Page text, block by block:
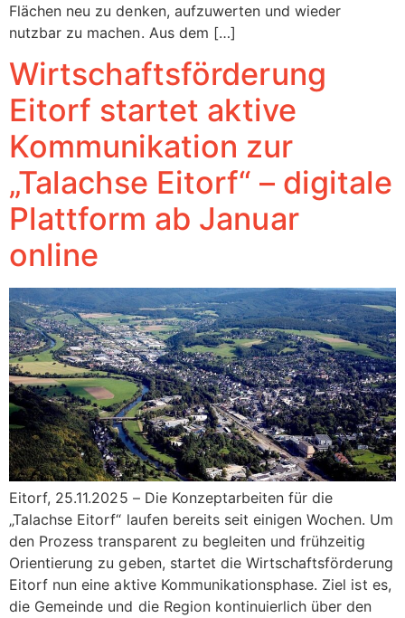
Flächen neu zu denken, aufzuwerten und wieder
nutzbar zu machen. Aus dem […]
Wirtschaftsförderung
Eitorf startet aktive
Kommunikation zur
„Talachse Eitorf“ – digitale
Plattform ab Januar
online
Eitorf, 25.11.2025 – Die Konzeptarbeiten für die
„Talachse Eitorf“ laufen bereits seit einigen Wochen. Um
den Prozess transparent zu begleiten und frühzeitig
Orientierung zu geben, startet die Wirtschaftsförderung
Eitorf nun eine aktive Kommunikationsphase. Ziel ist es,
die Gemeinde und die Region kontinuierlich über den